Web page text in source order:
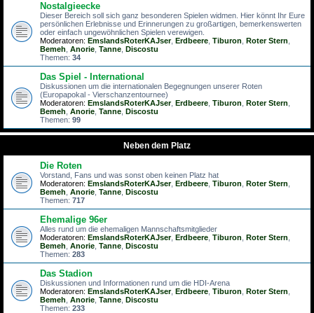
Nostalgieecke
Dieser Bereich soll sich ganz besonderen Spielen widmen. Hier könnt Ihr Eure
persönlichen Erlebnisse und Erinnerungen zu großartigen, bemerkenswerten
oder einfach ungewöhnlichen Spielen verewigen.
Moderatoren: EmslandsRoterKAJser, Erdbeere Tiburon Roter Stern
Bemeh Anorie Tanne Discostu
Themen: 34
Das Spiel - International
Diskussionen um die internationalen Begegnungen unserer Roten
(Europapokal - Vierschanzentournee)
Moderatoren: EmslandsRoterKAJser, Erdbeere Tiburon Roter Stern
Bemeh Anorie Tanne Discostu
Themen: 99
Neben dem Platz
Die Roten
Vorstand, Fans und was sonst oben keinen Platz hat
Moderatoren: EmslandsRoterKAJser, Erdbeere Tiburon Roter Stern
Bemeh Anorie Tanne Discostu
Themen: 717
Ehemalige 96er
Alles rund um die ehemaligen Mannschaftsmitglieder
Moderatoren: EmslandsRoterKAJser, Erdbeere Tiburon Roter Stern
Bemeh Anorie Tanne Discostu
Themen: 283
Das Stadion
Diskussionen und Informationen rund um die HDI-Arena
Moderatoren: EmslandsRoterKAJser, Erdbeere Tiburon Roter Stern
Bemeh Anorie Tanne Discostu
Themen: 233